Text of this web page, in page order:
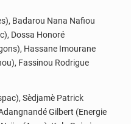
Badarou Nana Nafiou
Dossa Honoré
Hassane Imourane
Fassinou Rodrigue
Sèdjamè Patrick
Gilbert (Energie